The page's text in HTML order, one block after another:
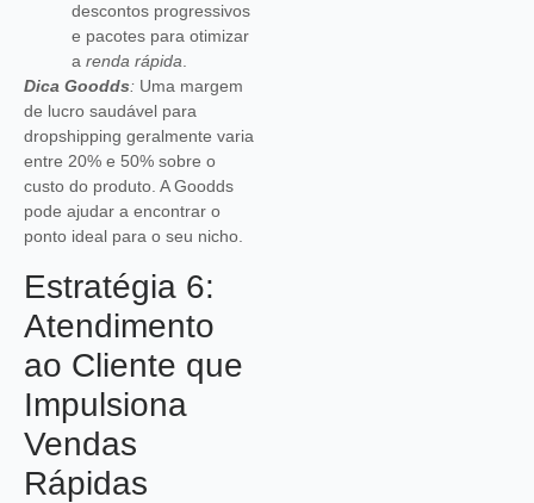
descontos progressivos
e pacotes para otimizar
a renda rápida.
Dica Goodds: Uma margem
de lucro saudável para
dropshipping geralmente varia
entre 20% e 50% sobre o
custo do produto. A Goodds
pode ajudar a encontrar o
ponto ideal para o seu nicho.
Estratégia 6:
Atendimento
ao Cliente que
Impulsiona
Vendas
Rápidas